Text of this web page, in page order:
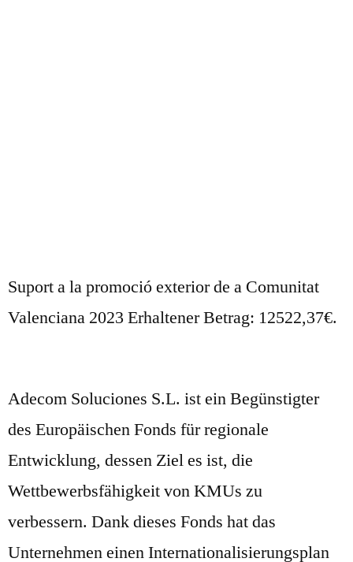
Suport a la promoció exterior de a Comunitat
Valenciana 2023 Erhaltener Betrag: 12522,37€.
Adecom Soluciones S.L. ist ein Begünstigter
des Europäischen Fonds für regionale
Entwicklung, dessen Ziel es ist, die
Wettbewerbsfähigkeit von KMUs zu
verbessern. Dank dieses Fonds hat das
Unternehmen einen Internationalisierungsplan